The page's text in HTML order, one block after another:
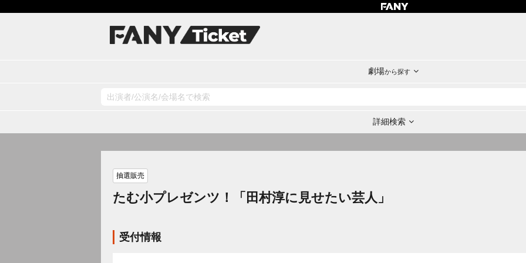
劇場から探す
詳細検索
抽選販売
たむ小プレゼンツ！「田村淳に見せたい芸人」
受付情報